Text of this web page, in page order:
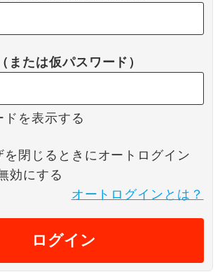
または仮パスワード）
ドを表示する
を閉じるときにオートログイン
効にする
オートログインとは？
ログイン